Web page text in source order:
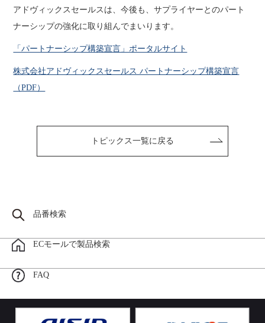
アドヴィックスセールスは、今後も、サプライヤーとのパート
ナーシップの強化に取り組んでまいります。
「パートナーシップ構築宣言」ポータルサイト
株式会社アドヴィックスセールス パートナーシップ構築宣言
（PDF）
トピックス一覧に戻る
品番検索
ECモールで製品検索
FAQ